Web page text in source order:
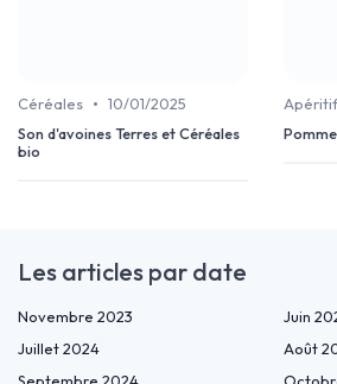
Céréales • 10/01/2025
Son d'avoines Terres et Céréales
bio
Les articles par date
Novembre 2023
Juin
Juillet 2024
Août